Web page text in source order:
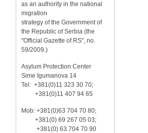
as an authority in the national
migration
strategy of the Government of
the Republic of Serbia (the
"Official Gazette of RS", no.
59/2009.)
Asylum Protection Center
Sime Igumanova 14
Tel: +381(0)11 323 30 70;
+381(0)11 407 94 65
Mob: +381(0)63 704 70 80;
+381(0) 69 267 05 03;
+381(0) 63 704 70 90